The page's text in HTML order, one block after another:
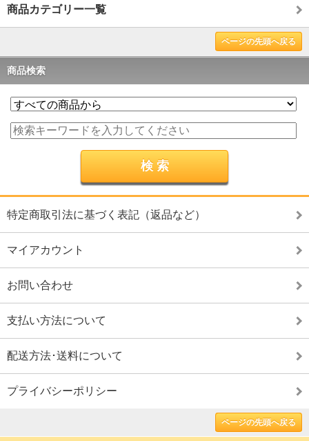
商品カテゴリー一覧
ページの先頭へ戻る
商品検索
特定商取引法に基づく表記（返品など）
マイアカウント
お問い合わせ
支払い方法について
配送方法･送料について
プライバシーポリシー
ページの先頭へ戻る